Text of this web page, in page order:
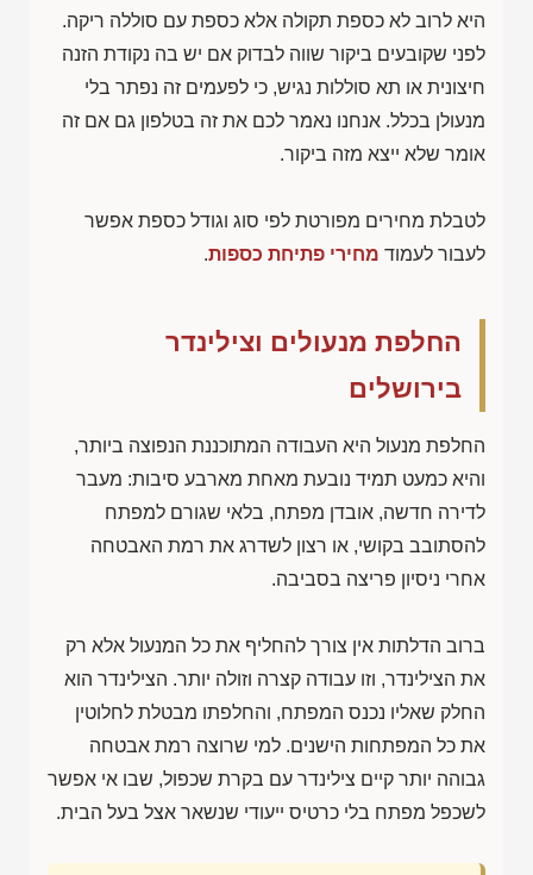
היא לרוב לא כספת תקולה אלא כספת עם סוללה ריקה.
לפני שקובעים ביקור שווה לבדוק אם יש בה נקודת הזנה
חיצונית או תא סוללות נגיש, כי לפעמים זה נפתר בלי
מנעולן בכלל. אנחנו נאמר לכם את זה בטלפון גם אם זה
אומר שלא ייצא מזה ביקור.
לטבלת מחירים מפורטת לפי סוג וגודל כספת אפשר
לעבור לעמוד מחירי פתיחת כספות.
החלפת מנעולים וצילינדר
בירושלים
החלפת מנעול היא העבודה המתוכננת הנפוצה ביותר,
והיא כמעט תמיד נובעת מאחת מארבע סיבות: מעבר
לדירה חדשה, אובדן מפתח, בלאי שגורם למפתח
להסתובב בקושי, או רצון לשדרג את רמת האבטחה
אחרי ניסיון פריצה בסביבה.
ברוב הדלתות אין צורך להחליף את כל המנעול אלא רק
את הצילינדר, וזו עבודה קצרה וזולה יותר. הצילינדר הוא
החלק שאליו נכנס המפתח, והחלפתו מבטלת לחלוטין
את כל המפתחות הישנים. למי שרוצה רמת אבטחה
גבוהה יותר קיים צילינדר עם בקרת שכפול, שבו אי אפשר
לשכפל מפתח בלי כרטיס ייעודי שנשאר אצל בעל הבית.